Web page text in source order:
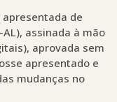
de
assinada à mão
aprovada sem
apresentado e
mudanças no